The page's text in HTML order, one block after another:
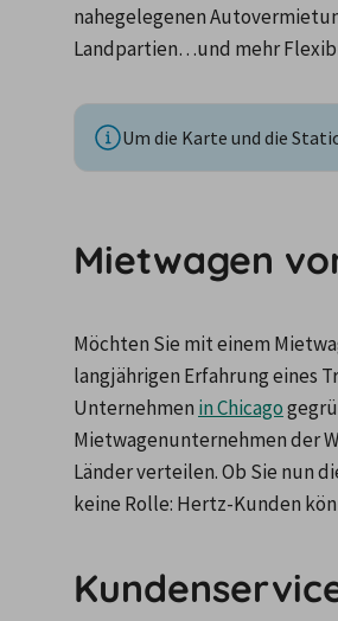
nahegelegenen
Landpartien…und mehr
Um die Karte und die
Mietwagen
Möchten Sie mit einem
langjährigen Erfahrung eines
Unternehmen in Chicago
Mietwagenunternehmen der
Länder verteilen. Ob Sie nun
keine Rolle: Hertz-Kunden